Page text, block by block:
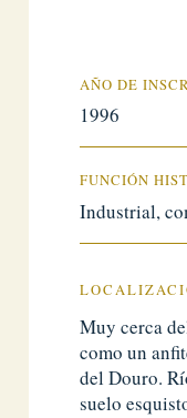
AÑO DE
1996
FUNCIÓN
Industrial,
Muy cerca
como un
del Douro.
suelo